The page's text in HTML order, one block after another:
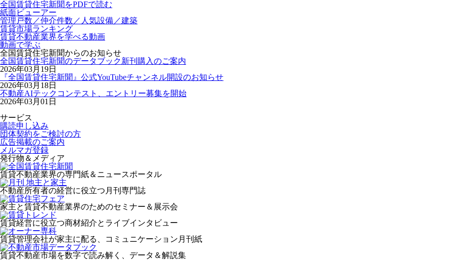
全国賃貸住宅新聞をPDFで読む
紙面ビューアー
管理戸数／仲介件数／人気設備／建築
賃貸市場ランキング
賃貸不動産業界を学べる動画
動画で学ぶ
全国賃貸住宅新聞からのお知らせ
全国賃貸住宅新聞のデータブック新刊購入のご案内
2026年03月19日
『全国賃貸住宅新聞』公式YouTubeチャンネル開設のお知らせ
2026年03月18日
不動産AIテックコンテスト、エントリー募集を開始
2026年03月01日
サービス
購読申し込み
団体契約をご検討の方
広告掲載のご案内
メルマガ登録
発行物＆メディア
賃貸不動産業界の専門紙＆ニュースポータル
不動産所有者の経営に役立つ月刊専門誌
家主と賃貸不動産業界のためのセミナー＆展示会
賃貸経営に役立つ商材紹介とライブインタビュー
賃貸管理会社が家主に配る、コミュニケーション月刊紙
賃貸不動産市場を数字で読み解く、データ＆解説集